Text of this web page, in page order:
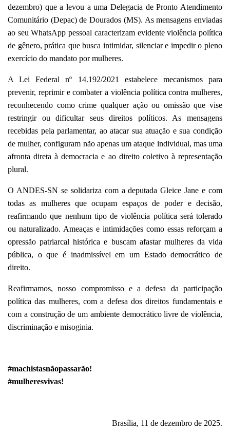
dezembro) que a levou a uma Delegacia de Pronto Atendimento
Comunitário (Depac) de Dourados (MS). As mensagens enviadas
ao seu WhatsApp pessoal caracterizam evidente violência política
de gênero, prática que busca intimidar, silenciar e impedir o pleno
exercício do mandato por mulheres.
A Lei Federal nº 14.192/2021 estabelece mecanismos para
prevenir, reprimir e combater a violência política contra mulheres,
reconhecendo como crime qualquer ação ou omissão que vise
restringir ou dificultar seus direitos políticos. As mensagens
recebidas pela parlamentar, ao atacar sua atuação e sua condição
de mulher, configuram não apenas um ataque individual, mas uma
afronta direta à democracia e ao direito coletivo à representação
plural.
O ANDES-SN se solidariza com a deputada Gleice Jane e com
todas as mulheres que ocupam espaços de poder e decisão,
reafirmando que nenhum tipo de violência política será tolerado
ou naturalizado. Ameaças e intimidações como essas reforçam a
opressão patriarcal histórica e buscam afastar mulheres da vida
pública, o que é inadmissível em um Estado democrático de
direito.
Reafirmamos, nosso compromisso e a defesa da participação
política das mulheres, com a defesa dos direitos fundamentais e
com a construção de um ambiente democrático livre de violência,
discriminação e misoginia.
#machistasnãopassarão!
#mulheresvivas!
Brasília, 11 de dezembro de 2025.